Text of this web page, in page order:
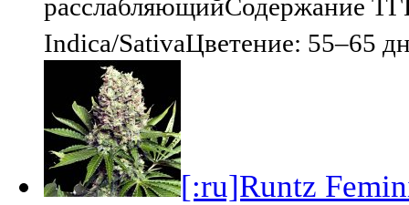
расслабляющийСодержание
Indica/SativaЦветение: 55–65
[:ru]Runtz